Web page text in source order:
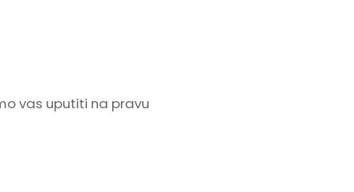
vas uputiti na pravu